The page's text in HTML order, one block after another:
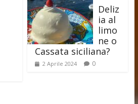
Deliz
ia al
limo
ne o
Cassata siciliana?
2 Aprile 2024 0